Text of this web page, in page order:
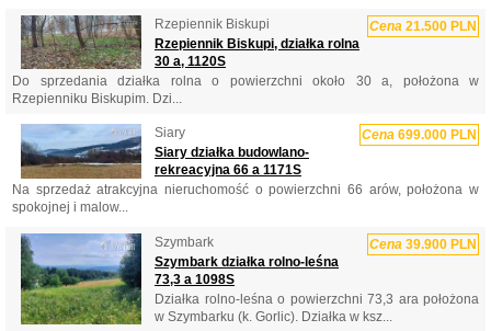
Rzepiennik Biskupi Cena 21.500 PLN
Rzepiennik Biskupi, działka rolna
30 a, 1120S
Do sprzedania działka rolna o powierzchni około 30 a, położona w
Rzepienniku Biskupim. Dzi...
Siary Cena 699.000 PLN
Siary działka budowlano-
rekreacyjna 66 a 1171S
Na sprzedaż atrakcyjna nieruchomość o powierzchni 66 arów, położona w
spokojnej i malow...
Szymbark Cena 39.900 PLN
Szymbark działka rolno-leśna
73,3 a 1098S
Działka rolno-leśna o powierzchni 73,3 ara położona
w Szymbarku (k. Gorlic). Działka w ksz...